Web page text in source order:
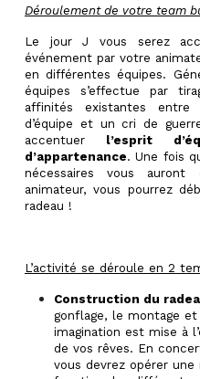
Déroulement de votre team
Le jour J vous serez
événement par votre
en différentes équipes.
équipes s’effectue par
affinités existantes entre
d’équipe et un cri de
accentuer l’esprit
d’appartenance. Une fois
nécessaires vous
animateur, vous pourrez
radeau !
L’activité se déroule en 2
Construction du
gonflage, le montage et
imagination est mise à
de vos rêves. En
vous devrez opérer